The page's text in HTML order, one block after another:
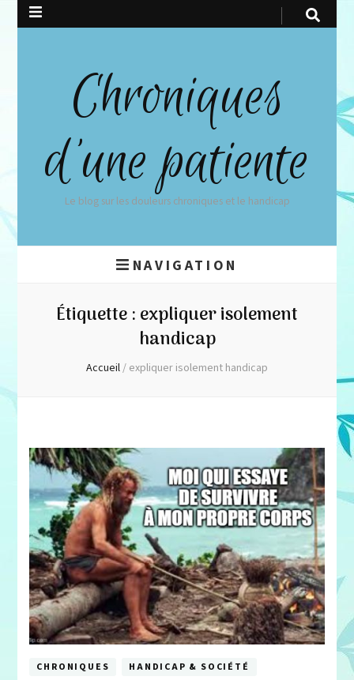
Chroniques
d'une patiente
Le blog sur les douleurs chroniques et le handicap
NAVIGATION
Étiquette :expliquer isolement
handicap
Accueil/ expliquer isolement handicap
CHRONIQUES HANDICAP & SOCIÉTÉ